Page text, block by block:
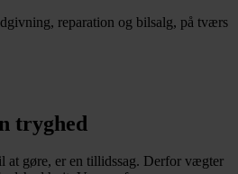
reparation og bilsalg, på tværs
tryghed
at gøre, er en tillidssag. Derfor vægter